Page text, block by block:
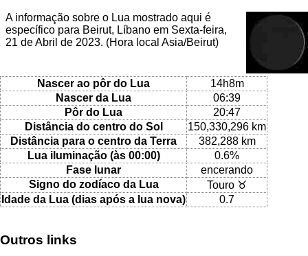
A informação sobre o Lua mostrado aqui é
específico para Beirut, Líbano em Sexta-feira,
21 de Abril de 2023. (Hora local Asia/Beirut)
Nascer ao pôr do Lua
14h8m
Nascer da Lua
06:39
Pôr do Lua
20:47
Distância do centro do Sol
150,330,296 km
Distância para o centro da Terra
382,288 km
Lua iluminação (às 00:00)
0.6%
Fase lunar
encerando
Signo do zodíaco da Lua
Touro ♉
Idade da Lua (dias após a lua nova)
0.7
Outros links